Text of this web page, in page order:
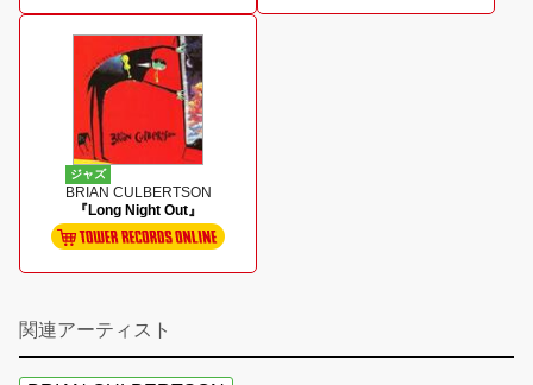
ジャズ
BRIAN CULBERTSON
『Long Night Out』
関連アーティスト